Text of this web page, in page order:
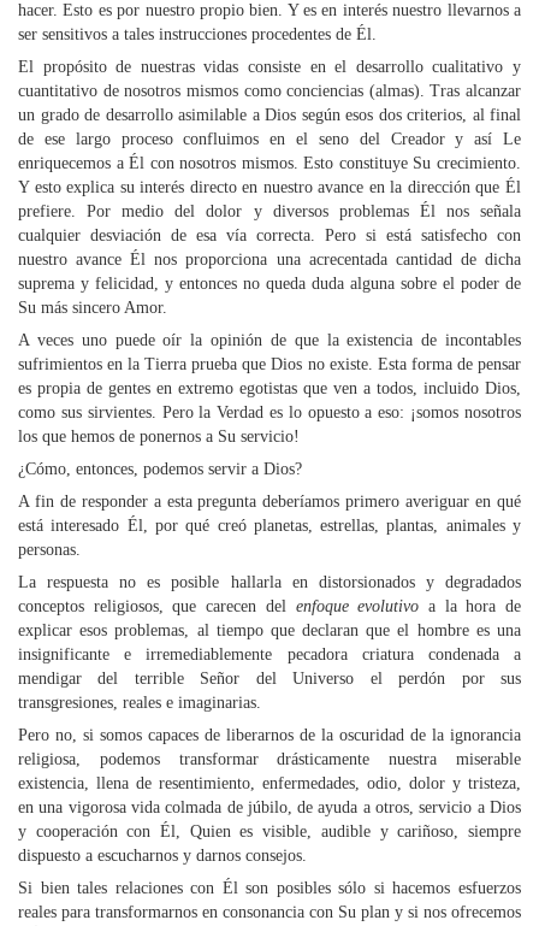
hacer. Esto es por nuestro propio bien. Y es en interés nuestro llevarnos a
ser sensitivos a tales instrucciones procedentes de Él.
El propósito de nuestras vidas consiste en el desarrollo cualitativo y
cuantitativo de nosotros mismos como conciencias (almas). Tras alcanzar
un grado de desarrollo asimilable a Dios según esos dos criterios, al final
de ese largo proceso confluimos en el seno del Creador y así Le
enriquecemos a Él con nosotros mismos. Esto constituye Su crecimiento.
Y esto explica su interés directo en nuestro avance en la dirección que Él
prefiere. Por medio del dolor y diversos problemas Él nos señala
cualquier desviación de esa vía correcta. Pero si está satisfecho con
nuestro avance Él nos proporciona una acrecentada cantidad de dicha
suprema y felicidad, y entonces no queda duda alguna sobre el poder de
Su más sincero Amor.
A veces uno puede oír la opinión de que la existencia de incontables
sufrimientos en la Tierra prueba que Dios no existe. Esta forma de pensar
es propia de gentes en extremo egotistas que ven a todos, incluido Dios,
como sus sirvientes. Pero la Verdad es lo opuesto a eso: ¡somos nosotros
los que hemos de ponernos a Su servicio!
¿Cómo, entonces, podemos servir a Dios?
A fin de responder a esta pregunta deberíamos primero averiguar en qué
está interesado Él, por qué creó planetas, estrellas, plantas, animales y
personas.
La respuesta no es posible hallarla en distorsionados y degradados
conceptos religiosos, que carecen del enfoque evolutivo a la hora de
explicar esos problemas, al tiempo que declaran que el hombre es una
insignificante e irremediablemente pecadora criatura condenada a
mendigar del terrible Señor del Universo el perdón por sus
transgresiones, reales e imaginarias.
Pero no, si somos capaces de liberarnos de la oscuridad de la ignorancia
religiosa, podemos transformar drásticamente nuestra miserable
existencia, llena de resentimiento, enfermedades, odio, dolor y tristeza,
en una vigorosa vida colmada de júbilo, de ayuda a otros, servicio a Dios
y cooperación con Él, Quien es visible, audible y cariñoso, siempre
dispuesto a escucharnos y darnos consejos.
Si bien tales relaciones con Él son posibles sólo si hacemos esfuerzos
reales para transformarnos en consonancia con Su plan y si nos ofrecemos